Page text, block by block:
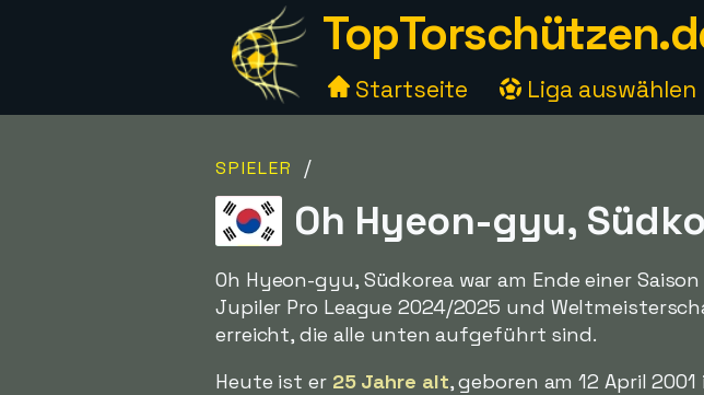
Startseite Liga auswählen
SPIELER /
Oh Hyeon-gyu,
Oh Hyeon-gyu, Südkorea war am Ende einer
Jupiler Pro League 2024/2025 und
erreicht, die alle unten aufgeführt sind.
Heute ist er 25 Jahre alt, geboren am 12 April